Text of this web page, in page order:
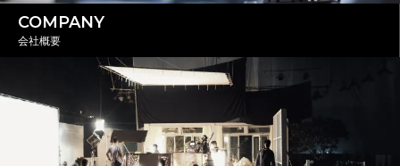
COMPANY
会社概要